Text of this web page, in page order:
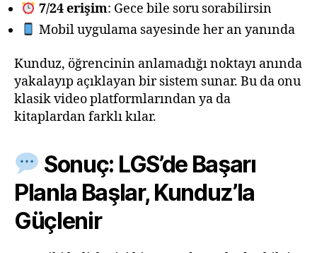
7/24 erişim: Gece bile soru sorabilirsin
Mobil uygulama sayesinde her an yanında
Kunduz, öğrencinin anlamadığı noktayı anında
yakalayıp açıklayan bir sistem sunar. Bu da onu
klasik video platformlarından ya da
kitaplardan farklı kılar.
Sonuç: LGS’de Başarı
Planla Başlar, Kunduz’la
Güçlenir